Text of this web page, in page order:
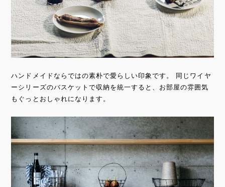
ハンドメイドならではの素朴で愛らしい印象です。 同じワイヤ
ーシリーズのバスケットで収納を統一すると、お部屋の雰囲気
もぐっとおしゃれになります。